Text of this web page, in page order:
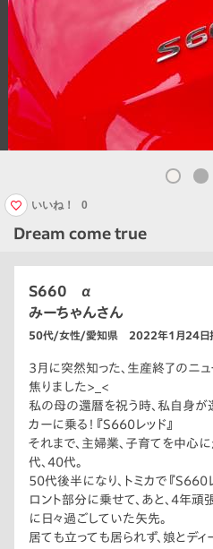
Dream come true
いいね！ 0
S660 α
みーちゃんさん
50代/女性/愛知県 2022年1月24日
3月に突然知った、生産終了のニュ
焦りました>_<
私の母の還暦を祝う時、私自身が
カーに乗る！『S660レッド』
それまで、主婦業、子育てを中心
代、40代。
50代後半になり、トミカで『S660
ロント部分に乗せて、あと、4年
に日々過ごしていた矢先。
居ても立っても居られず、娘とデ